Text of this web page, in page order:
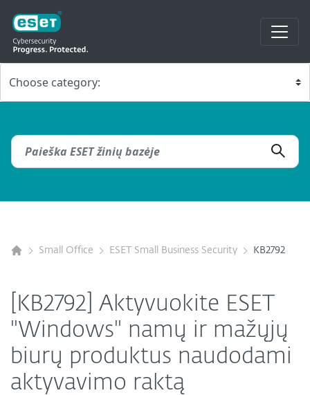
Small Office ESET Small Business Security KB2792
[KB2792] Aktyvuokite ESET
"Windows" namų ir mažųjų
biurų produktus naudodami
aktyvavimo raktą